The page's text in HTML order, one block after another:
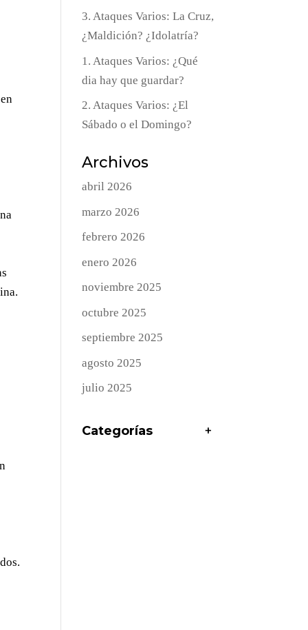
3. Ataques Varios: La Cruz,
¿Maldición? ¿Idolatría?
1. Ataques Varios: ¿Qué
dia hay que guardar?
2. Ataques Varios: ¿El
Sábado o el Domingo?
Archivos
abril 2026
marzo 2026
febrero 2026
enero 2026
noviembre 2025
octubre 2025
septiembre 2025
agosto 2025
julio 2025
Categorías +